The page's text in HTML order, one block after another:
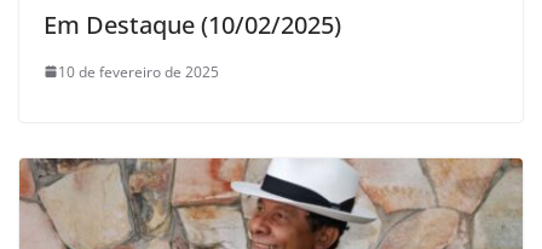
Em Destaque (10/02/2025)
10 de fevereiro de 2025